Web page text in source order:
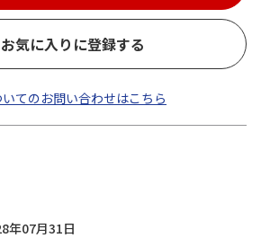
お気に入りに登録する
てのお問い合わせはこちら
年07月31日